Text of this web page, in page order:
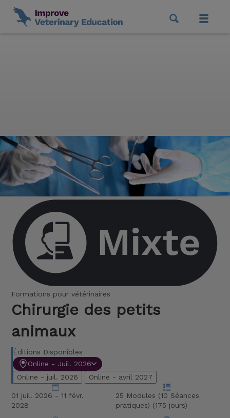
Formations pour vétérinaires
Chirurgie des petits
animaux
Éditions Disponibles
Online - Juil. 2026
Online - juil. 2026
Online - avril 2027
01 juil. 2026 - 11 févr.
2028
25 Modules (10 Séances
pratiques) (175 jours)